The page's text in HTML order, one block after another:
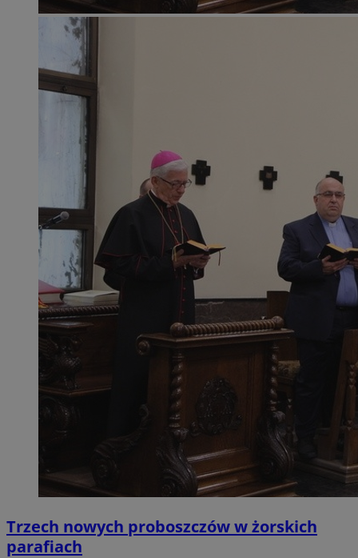
Trzech nowych proboszczów w żorskich
parafiach